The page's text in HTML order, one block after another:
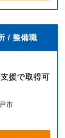
/ 整備職
援で取得可
市